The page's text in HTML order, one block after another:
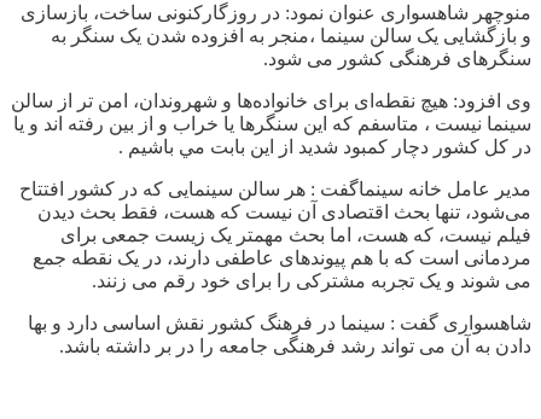
منوچهر شاهسواری عنوان نمود: در روزگارکنونی ساخت، بازسازی
و بازگشایی یک سالن سینما ،منجر به افزوده شدن یک سنگر به
سنگرهای فرهنگی کشور می شود.
وی افزود: هیچ نقطه‌ای برای خانواده‌ها و شهروندان، امن‌ تر از سالن
سینما نیست ، متاسفم که این سنگرها یا خراب و از بین رفته اند و یا
در کل کشور دچار کمبود شدید از این بابت مي باشيم .
مدیر عامل خانه سینماگفت : هر سالن سینمایی که در کشور افتتاح
می‌شود، تنها بحث اقتصادی آن نیست که هست، فقط بحث دیدن
فیلم نیست، که هست، اما بحث مهمتر یک زیست جمعی برای
مردمانی است که با هم پیوندهای عاطفی دارند، در یک نقطه جمع
می شوند و یک تجربه مشترکی را برای خود رقم می زنند.
شاهسواری گفت : سینما در فرهنگ کشور نقش اساسی دارد و بها
دادن به آن می تواند رشد فرهنگی جامعه را در بر داشته باشد.